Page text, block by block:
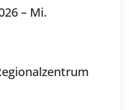
– Mi.